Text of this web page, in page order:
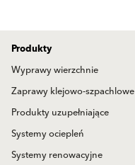
Produkty
Wyprawy wierzchnie
Zaprawy klejowo-szpachlowe
Produkty uzupełniające
Systemy ociepleń
Systemy renowacyjne